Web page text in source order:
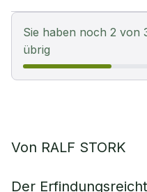
Sie haben noch 2 von
übrig
Von RALF STORK
Der